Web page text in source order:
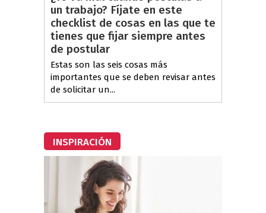
un trabajo? Fíjate en este
checklist de cosas en las que te
tienes que fijar siempre antes
de postular
Estas son las seis cosas más
importantes que se deben revisar antes
de solicitar un...
INSPIRACIÓN